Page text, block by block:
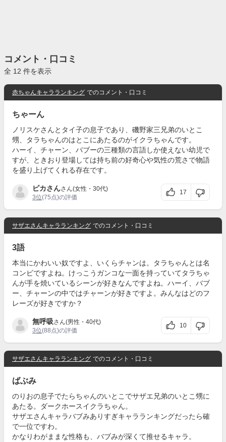
コメント・口コミ
全 12 件を表示
赤ちゃんキャラランキング でのコメント・口コミ
ちゃーん
ノリスケさんとタイ子の息子であり、磯野家三兄弟のいとこ
甥、タラちゃんのはとこにあたるのがイクラちゃんです。
ハーイ、チャーン、バブーの三種類の言語しか使えない幼児で
すが、ときおり登場しては持ち前の好奇心や気性の荒さで物語
を盛り上げてくれる存在です。
ピカさんさん(女性・30代)
3位(75点)の評価
17
サザエさんキャラランキング でのコメント・口コミ
3語
本当にかわいい奴ですよ、いくらチャンは。タラちゃんとは名
コンビですよね。けっこうガンコな一面を持っていてタラちゃ
んが手を焼いているシーンが好きなんですよね。ハーイ、バブ
ー、チャーンの中ではチャーンが好きですよ。みんなはどのフ
レーズが好きですか？
無呼吸さん(男性・40代)
3位(88点)の評価
10
サザエさんキャラランキング でのコメント・口コミ
ばぶみ
のりおの息子でたらちゃんのいとこでサザエ兄弟のいとこ甥に
あたる。ダークホースイクラちゃん。
サザエさんキャラバブみありすぎキャラランキングだったら確
で一位ですわ。
かなりわがままな性格も、バブみが深くて推せるキャラ。